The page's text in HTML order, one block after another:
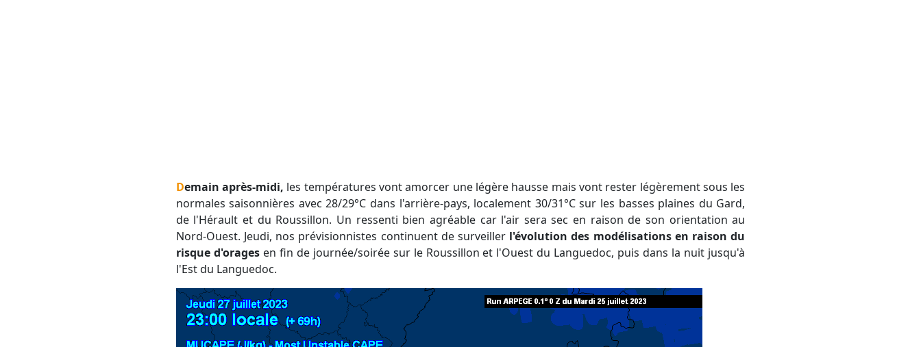
Demain après-midi, les températures vont amorcer une légère hausse mais vont rester légèrement sous les
normales saisonnières avec 28/29°C dans l'arrière-pays, localement 30/31°C sur les basses plaines du Gard,
de l'Hérault et du Roussillon. Un ressenti bien agréable car l'air sera sec en raison de son orientation au
Nord-Ouest. Jeudi, nos prévisionnistes continuent de surveiller l'évolution des modélisations en raison du
risque d'oragesen fin de journée/soirée sur le Roussillon et l'Ouest du Languedoc, puis dans la nuit jusqu'à
l'Est du Languedoc.